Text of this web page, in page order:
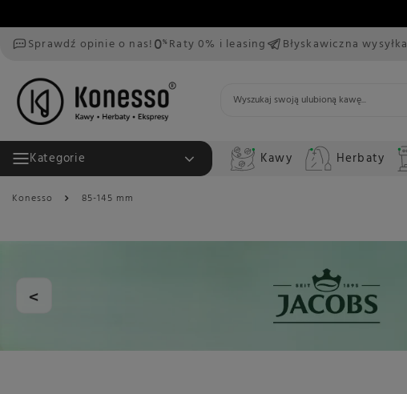
Sprawdź opinie o nas!
Raty 0% i leasing Błyskawiczna wysyłka
Kategorie Kawy Herbaty
Konesso 85-145 mm
<